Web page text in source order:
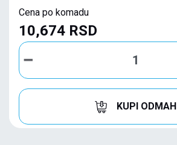
Cena po komadu
10,674 RSD
KUPI ODMAH